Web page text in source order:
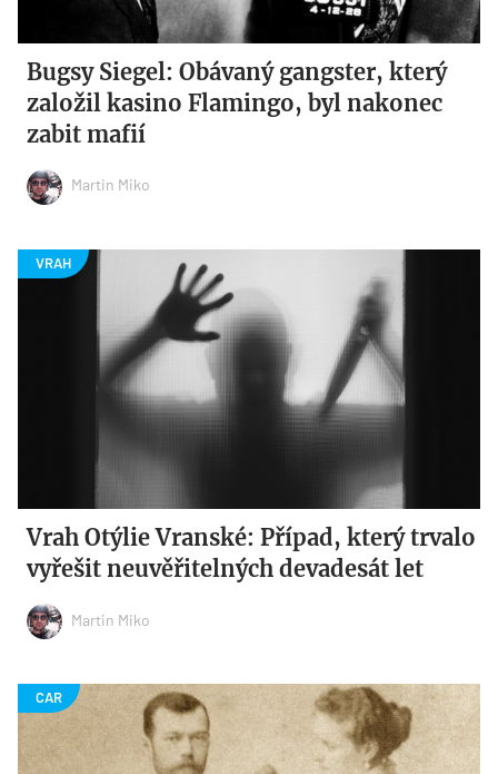
Bugsy Siegel: Obávaný gangster, který
založil kasino Flamingo, byl nakonec
zabit mafií
Martin Miko
Vrah Otýlie Vranské: Případ, který trvalo
vyřešit neuvěřitelných devadesát let
Martin Miko